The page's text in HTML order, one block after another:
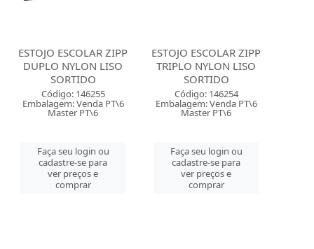
ESTOJO ESCOLAR ZIPP
DUPLO NYLON LISO
SORTIDO
Código: 146255
Embalagem: Venda PT\6
Master PT\6
Faça seu login ou
cadastre-se para
ver preços e
comprar
ESTOJO ESCOLAR ZIPP
TRIPLO NYLON LISO
SORTIDO
Código: 146254
Embalagem: Venda PT\6
Master PT\6
Faça seu login ou
cadastre-se para
ver preços e
comprar